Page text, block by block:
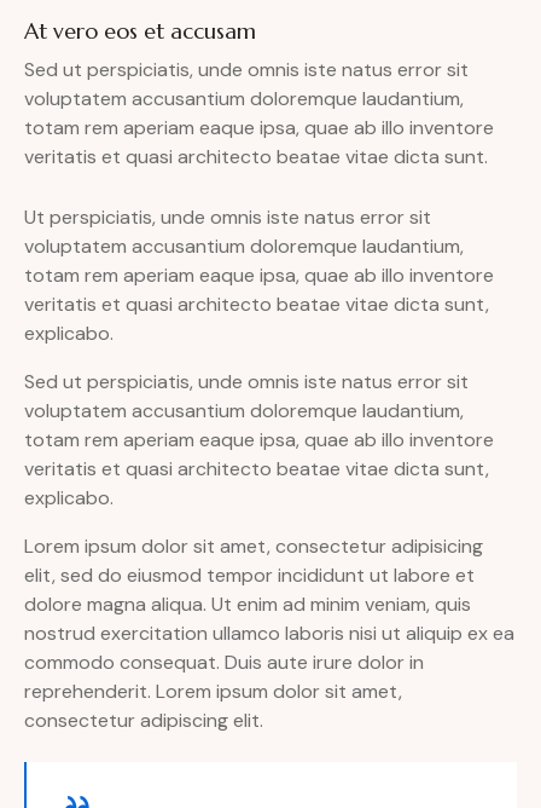
At vero eos et accusam
Sed ut perspiciatis, unde omnis iste natus error sit
voluptatem accusantium doloremque laudantium,
totam rem aperiam eaque ipsa, quae ab illo inventore
veritatis et quasi architecto beatae vitae dicta sunt.
Ut perspiciatis, unde omnis iste natus error sit
voluptatem accusantium doloremque laudantium,
totam rem aperiam eaque ipsa, quae ab illo inventore
veritatis et quasi architecto beatae vitae dicta sunt,
explicabo.
Sed ut perspiciatis, unde omnis iste natus error sit
voluptatem accusantium doloremque laudantium,
totam rem aperiam eaque ipsa, quae ab illo inventore
veritatis et quasi architecto beatae vitae dicta sunt,
explicabo.
Lorem ipsum dolor sit amet, consectetur adipisicing
elit, sed do eiusmod tempor incididunt ut labore et
dolore magna aliqua. Ut enim ad minim veniam, quis
nostrud exercitation ullamco laboris nisi ut aliquip ex ea
commodo consequat. Duis aute irure dolor in
reprehenderit. Lorem ipsum dolor sit amet,
consectetur adipiscing elit.